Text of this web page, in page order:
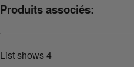
Produits associés:
List shows4